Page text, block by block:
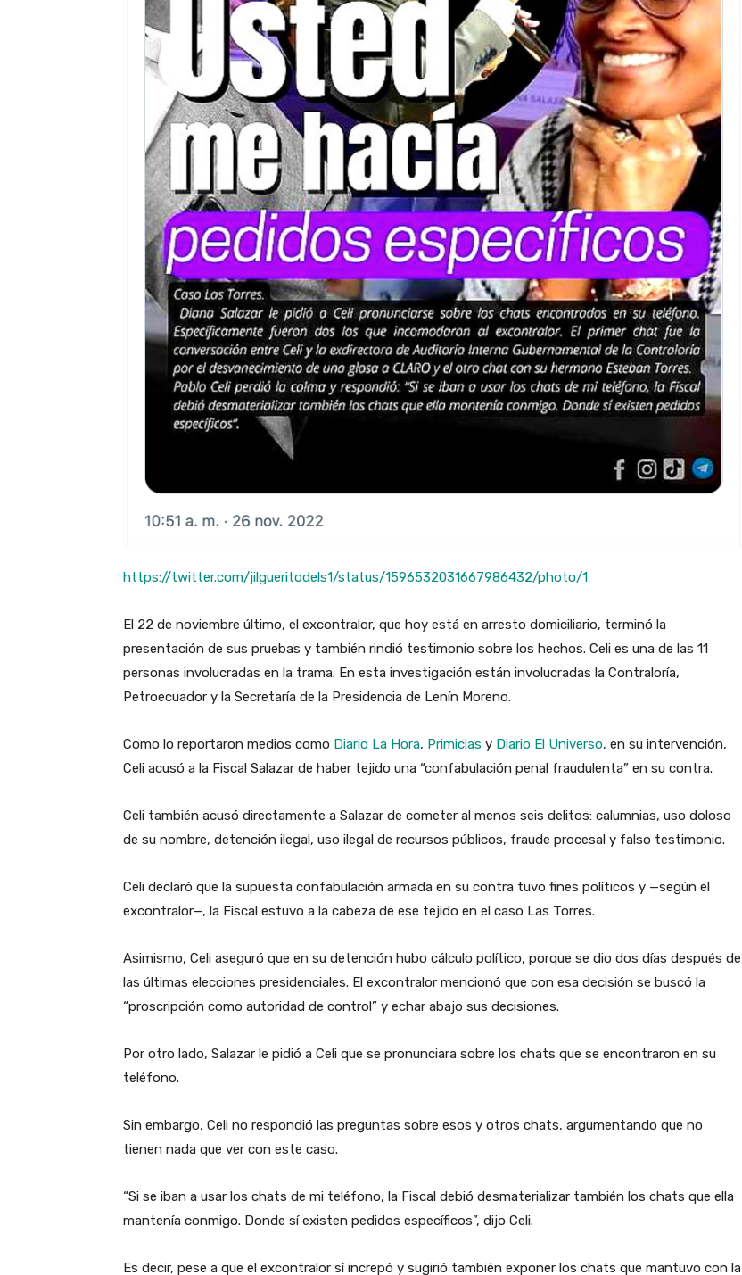
https://twitter.com/jilgueritodels1/status/1596532031667986432/photo/1
El 22 de noviembre último, el excontralor, que hoy está en arresto domiciliario, terminó la
presentación de sus pruebas y también rindió testimonio sobre los hechos. Celi es una de las 11
personas involucradas en la trama. En esta investigación están involucradas la Contraloría,
Petroecuador y la Secretaría de la Presidencia de Lenín Moreno.
Como lo reportaron medios como Diario La Hora, Primicias y Diario El Universo, en su intervención,
Celi acusó a la Fiscal Salazar de haber tejido una “confabulación penal fraudulenta” en su contra.
Celi también acusó directamente a Salazar de cometer al menos seis delitos: calumnias, uso doloso
de su nombre, detención ilegal, uso ilegal de recursos públicos, fraude procesal y falso testimonio.
Celi declaró que la supuesta confabulación armada en su contra tuvo fines políticos y —según el
excontralor—, la Fiscal estuvo a la cabeza de ese tejido en el caso Las Torres.
Asimismo, Celi aseguró que en su detención hubo cálculo político, porque se dio dos días después de
las últimas elecciones presidenciales. El excontralor mencionó que con esa decisión se buscó la
“proscripción como autoridad de control” y echar abajo sus decisiones.
Por otro lado, Salazar le pidió a Celi que se pronunciara sobre los chats que se encontraron en su
teléfono.
Sin embargo, Celi no respondió las preguntas sobre esos y otros chats, argumentando que no
tienen nada que ver con este caso.
“Si se iban a usar los chats de mi teléfono, la Fiscal debió desmaterializar también los chats que ella
mantenía conmigo. Donde sí existen pedidos específicos”, dijo Celi.
Es decir, pese a que el excontralor sí increpó y sugirió también exponer los chats que mantuvo con la